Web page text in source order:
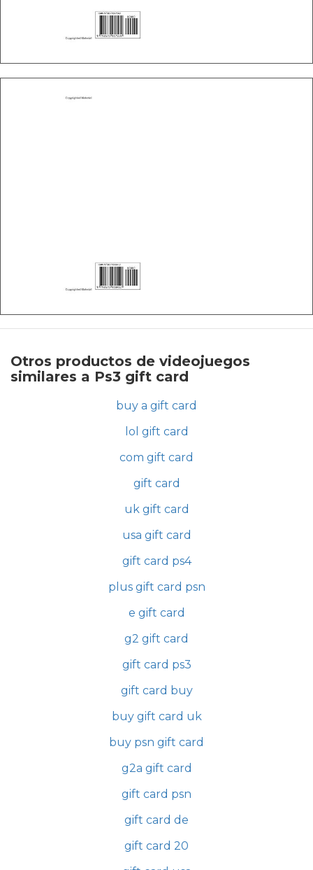
Otros productos de videojuegos
similares a Ps3 gift card
buy a gift card
lol gift card
com gift card
gift card
uk gift card
usa gift card
gift card ps4
plus gift card psn
e gift card
g2 gift card
gift card ps3
gift card buy
buy gift card uk
buy psn gift card
g2a gift card
gift card psn
gift card de
gift card 20